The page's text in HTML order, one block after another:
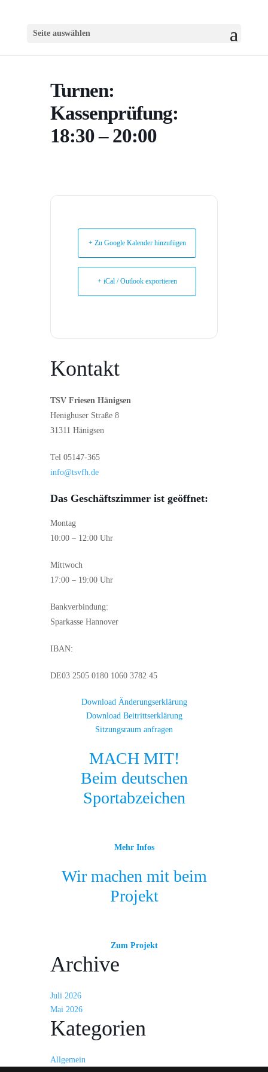
Seite auswählen
Turnen:
Kassenprüfung:
18:30 – 20:00
+ Zu Google Kalender hinzufügen
+ iCal / Outlook exportieren
Kontakt
TSV Friesen Hänigsen
Henighuser Straße 8
31311 Hänigsen
Tel 05147-365
info@tsvfh.de
Das Geschäftszimmer ist geöffnet:
Montag
10:00 – 12:00 Uhr
Mittwoch
17:00 – 19:00 Uhr
Bankverbindung:
Sparkasse Hannover
IBAN:
DE03 2505 0180 1060 3782 45
Download Änderungserklärung
Download Beitrittserklärung
Sitzungsraum anfragen
MACH MIT!
Beim deutschen
Sportabzeichen
Mehr Infos
Wir machen mit beim
Projekt
Zum Projekt
Archive
Juli 2026
Mai 2026
Kategorien
Allgemein